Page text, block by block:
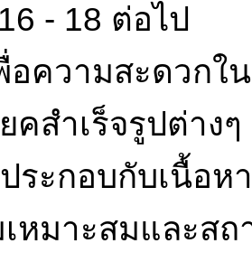
- 18 ต่อไป
วามสะดวกใน
คสำเร็จรูปต่าง
ระกอบกับเนื้อห
หมาะสมและส